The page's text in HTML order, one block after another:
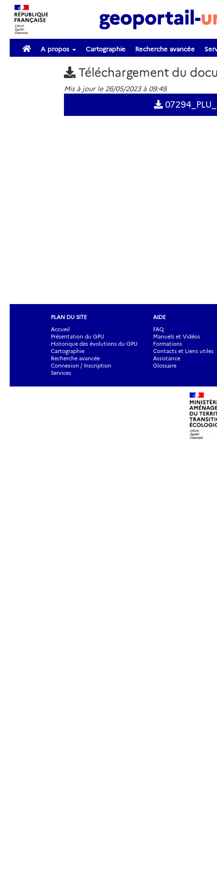
A propos Cartographie Recherche avancée
Téléchargement du
Mis à jour le 26/05/2023 à 09:49.
PLAN DU SITE
Accueil
Présentation du GPU
Historique des évolutions du GPU
Cartographie
Recherche avancée
Connexion / Inscription
Services
AIDE
FAQ
Manuels et Vidéos
Formations
Contacts et Liens utiles
Assistance
Glossaire